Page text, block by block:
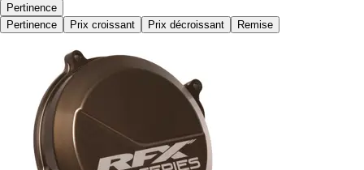
Pertinence
Pertinence
Prix croissant Prix décroissant Remise